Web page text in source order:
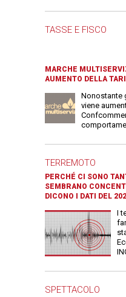
TASSE E FISCO
MARCHE
AUMENTO DELLA TARI
Nonostante
viene
TERREMOTO
PERCHÉ CI SONO
SEMBRANO
DICONO I DATI DEL
I
SPETTACOLO